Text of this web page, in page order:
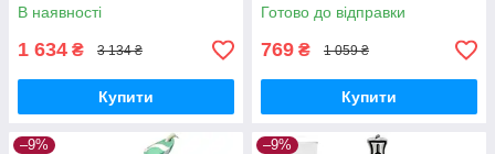
В наявності
1 634 ₴ 3 134 ₴
Купити
Готово до відправки
769 ₴ 1 059 ₴
Купити
–9% –9%